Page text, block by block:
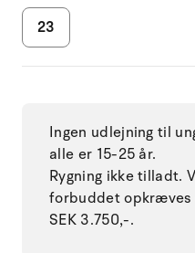
23
Ingen udlejning til
alle er 15-25 år.
Rygning ikke tilladt.
forbuddet opkræves
SEK 3.750,-.